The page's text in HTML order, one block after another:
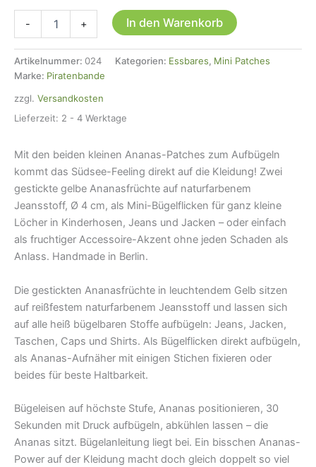
-
Patches,
4
Menge
+ In den Warenkorb
Artikelnummer: 024 Kategorien: Essbares, Mini Patches
Marke: Piratenbande
zzgl. Versandkosten
Lieferzeit: 2 - 4 Werktage
Mit den beiden kleinen Ananas-Patches zum Aufbügeln
kommt das Südsee-Feeling direkt auf die Kleidung! Zwei
gestickte gelbe Ananasfrüchte auf naturfarbenem
Jeansstoff, Ø 4 cm, als Mini-Bügelflicken für ganz kleine
Löcher in Kinderhosen, Jeans und Jacken – oder einfach
als fruchtiger Accessoire-Akzent ohne jeden Schaden als
Anlass. Handmade in Berlin.
Die gestickten Ananasfrüchte in leuchtendem Gelb sitzen
auf reißfestem naturfarbenem Jeansstoff und lassen sich
auf alle heiß bügelbaren Stoffe aufbügeln: Jeans, Jacken,
Taschen, Caps und Shirts. Als Bügelflicken direkt aufbügeln,
als Ananas-Aufnäher mit einigen Stichen fixieren oder
beides für beste Haltbarkeit.
Bügeleisen auf höchste Stufe, Ananas positionieren, 30
Sekunden mit Druck aufbügeln, abkühlen lassen – die
Ananas sitzt. Bügelanleitung liegt bei. Ein bisschen Ananas-
Power auf der Kleidung macht doch gleich doppelt so viel